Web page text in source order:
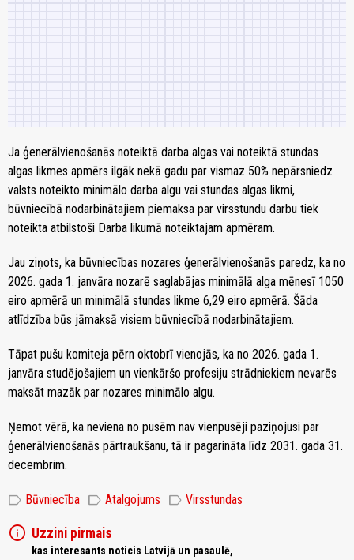
Ja ģenerālvienošanās noteiktā darba algas vai noteiktā stundas
algas likmes apmērs ilgāk nekā gadu par vismaz 50% nepārsniedz
valsts noteikto minimālo darba algu vai stundas algas likmi,
būvniecībā nodarbinātajiem piemaksa par virsstundu darbu tiek
noteikta atbilstoši Darba likumā noteiktajam apmēram.
Jau ziņots, ka būvniecības nozares ģenerālvienošanās paredz, ka no
2026. gada 1. janvāra nozarē saglabājas minimālā alga mēnesī 1050
eiro apmērā un minimālā stundas likme 6,29 eiro apmērā. Šāda
atlīdzība būs jāmaksā visiem būvniecībā nodarbinātajiem.
Tāpat pušu komiteja pērn oktobrī vienojās, ka no 2026. gada 1.
janvāra studējošajiem un vienkāršo profesiju strādniekiem nevarēs
maksāt mazāk par nozares minimālo algu.
Ņemot vērā, ka neviena no pusēm nav vienpusēji paziņojusi par
ģenerālvienošanās pārtraukšanu, tā ir pagarināta līdz 2031. gada 31.
decembrim.
label Būvniecība label Atalgojums label Virsstundas
info Uzzini pirmais
kas interesants noticis Latvijā un pasaulē,